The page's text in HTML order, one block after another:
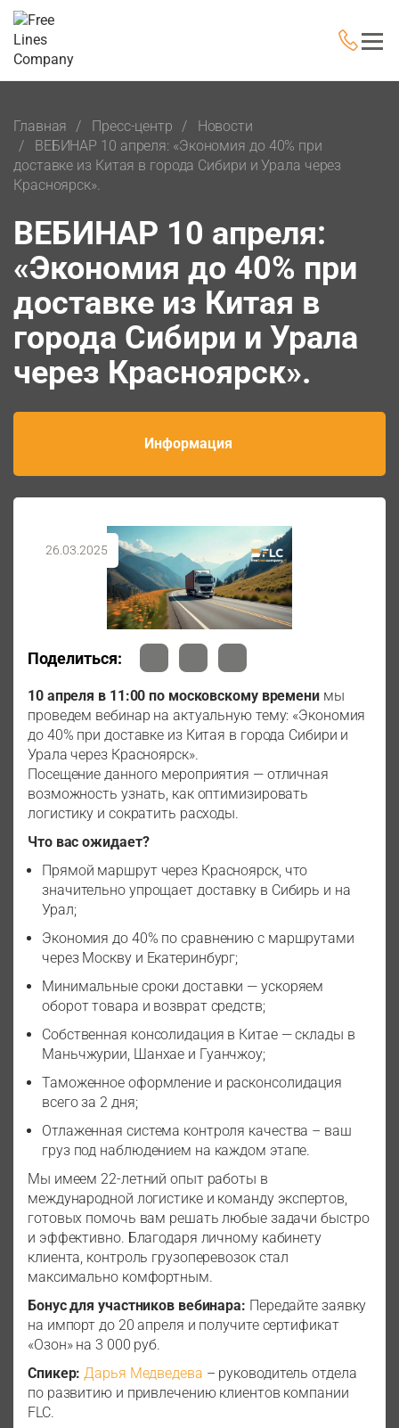
Главная Пресс-центр
Новости
ВЕБИНАР 10 апреля: «Экономия до 40% при
доставке из Китая в города Сибири и Урала через
Красноярск».
ВЕБИНАР 10 апреля:
«Экономия до 40% при
доставке из Китая в
города Сибири и Урала
через Красноярск».
Информация
26.03.2025
Поделиться:
10 апреля в 11:00 по московскому времени мы
проведем вебинар на актуальную тему: «Экономия
до 40% при доставке из Китая в города Сибири и
Урала через Красноярск».
Посещение данного мероприятия — отличная
возможность узнать, как оптимизировать
логистику и сократить расходы.
Что вас ожидает?
Прямой маршрут через Красноярск, что
значительно упрощает доставку в Сибирь и на
Урал;
Экономия до 40% по сравнению с маршрутами
через Москву и Екатеринбург;
Минимальные сроки доставки — ускоряем
оборот товара и возврат средств;
Собственная консолидация в Китае — склады в
Маньчжурии, Шанхае и Гуанчжоу;
Таможенное оформление и расконсолидация
всего за 2 дня;
Отлаженная система контроля качества – ваш
груз под наблюдением на каждом этапе.
Мы имеем 22-летний опыт работы в
международной логистике и команду экспертов,
готовых помочь вам решать любые задачи быстро
и эффективно. Благодаря личному кабинету
клиента, контроль грузоперевозок стал
максимально комфортным.
Бонус для участников вебинара: Передайте заявку
на импорт до 20 апреля и получите сертификат
«Озон» на 3 000 руб.
Спикер: Дарья Медведева – руководитель отдела
по развитию и привлечению клиентов компании
FLC.